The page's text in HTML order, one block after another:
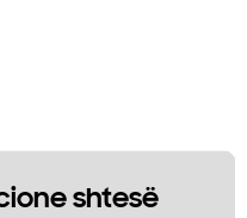
shtesë